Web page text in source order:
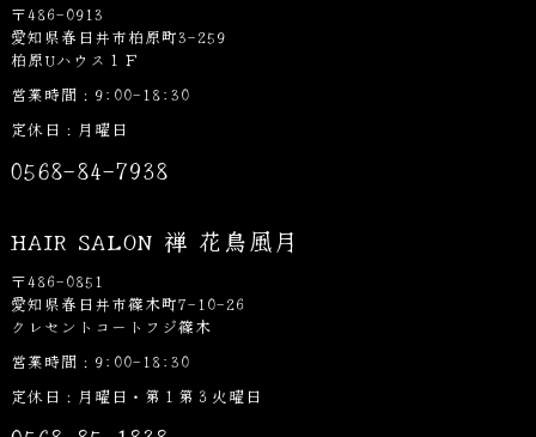
〒486-0913
愛知県春日井市柏原町3-259
柏原Uハウス１Ｆ
営業時間：9:00-18:30
定休日：月曜日
0568-84-7938
HAIR SALON 禅 花鳥風月
〒486-0851
愛知県春日井市篠木町7-10-26
クレセントコートフジ篠木
営業時間：9:00-18:30
定休日：月曜日・第１第３火曜日